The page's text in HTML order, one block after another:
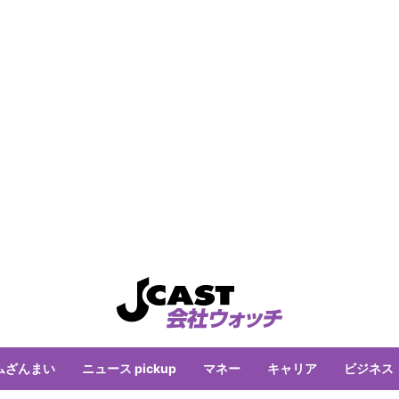
ざんまい ニュース pickup マネー キャリア ビジネス